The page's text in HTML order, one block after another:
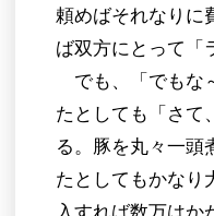
頼めばそれなりに
ば双方にとって「
でも、「でもな
たとしても「さて
る。豚を丸々一頭
たとしてもかなり
入すれば数万はか